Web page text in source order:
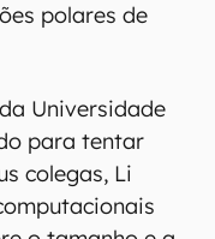
polares de
Universidade
para tentar
colegas, Li